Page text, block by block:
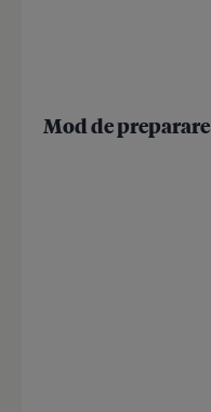
Mod de preparare